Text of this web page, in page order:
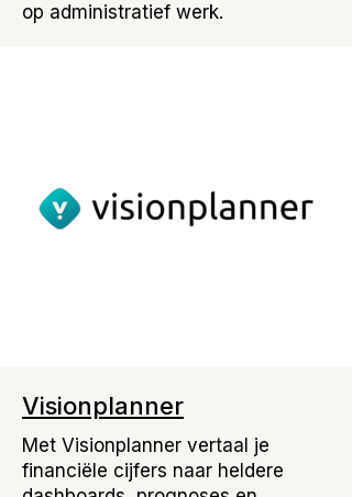
op administratief werk.
Visionplanner
Met Visionplanner vertaal je
financiële cijfers naar heldere